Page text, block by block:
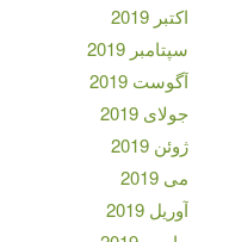
اکتبر 2019
سپتامبر 2019
آگوست 2019
جولای 2019
ژوئن 2019
می 2019
آوریل 2019